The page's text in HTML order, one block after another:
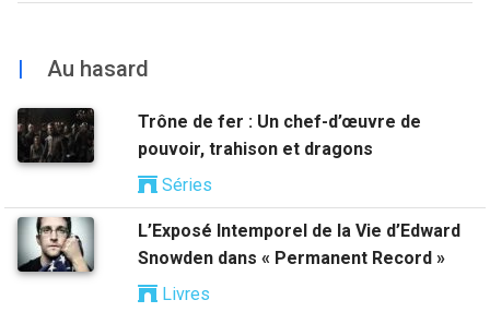
| Au hasard
Trône de fer : Un chef-d’œuvre de
pouvoir, trahison et dragons
Séries
L’Exposé Intemporel de la Vie d’Edward
Snowden dans « Permanent Record »
Livres